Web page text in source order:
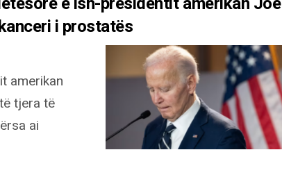
i prostatës
amerikan
tjera të
ai